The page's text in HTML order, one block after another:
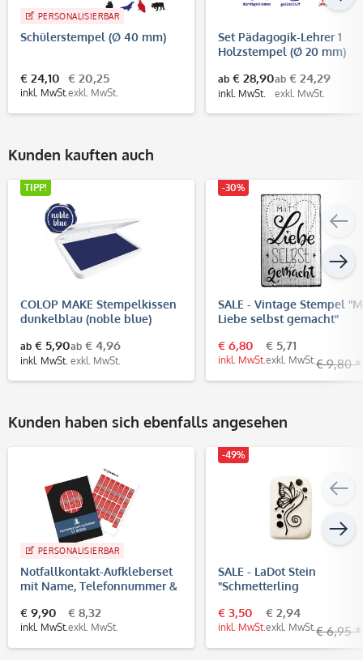
PERSONALISIERBAR
Schülerstempel (Ø 40 mm)
€ 24,10
inkl. MwSt.
€ 20,25
exkl. MwSt.
Set Pädagogik-Lehrer 1
Holzstempel (Ø 20 mm)
ab € 28,90
inkl. MwSt.
ab € 24,29
exkl. MwSt.
Kunden kauften auch
TIPP!
COLOP MAKE Stempelkissen
dunkelblau (noble blue)
ab € 5,90
inkl. MwSt.
ab € 4,96
exkl. MwSt.
-30%
SALE - Vintage Stempel
Liebe selbst gemacht"
€ 6,80
inkl. MwSt.
€ 5,71
exkl. MwSt. € 9,80 *
Kunden haben sich ebenfalls angesehen
PERSONALISIERBAR
Notfallkontakt-Aufkleberset
mit Name, Telefonnummer &
+ 30x13 mm)
€ 9,90
inkl. MwSt.
€ 8,32
exkl. MwSt.
-49%
SALE - LaDot Stein
"Schmetterling
Temporärer Tattoo
€ 3,50
inkl. MwSt.
€ 2,94
exkl. MwSt. € 6,95 *